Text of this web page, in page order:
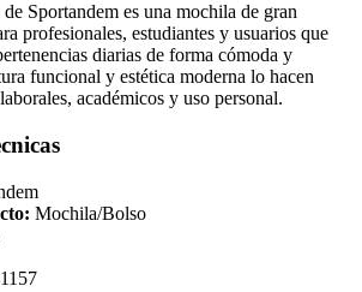
Sportandem es una mochila de gran
profesionales, estudiantes y usuarios que
diarias de forma cómoda y
funcional y estética moderna lo hacen
académicos y uso personal.
Mochila/Bolso